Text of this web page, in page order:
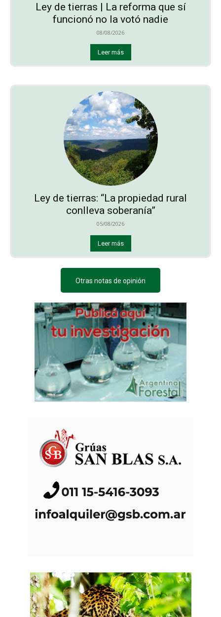
Ley de tierras | La reforma que sí
funcionó no la votó nadie
08/08/2026
Leer más
Ley de tierras: “La propiedad rural
conlleva soberanía”
05/08/2026
Leer más
Otras notas de opinión